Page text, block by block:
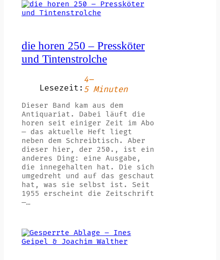
die horen 250 – Pressköter
und Tintenstrolche
Lesezeit:
4–
5 Minuten
Dieser Band kam aus dem
Antiquariat. Dabei läuft die
horen seit einiger Zeit im Abo
— das aktuelle Heft liegt
neben dem Schreibtisch. Aber
dieser hier, der 250., ist ein
anderes Ding: eine Ausgabe,
die innegehalten hat. Die sich
umgedreht und auf das geschaut
hat, was sie selbst ist. Seit
1955 erscheint die Zeitschrift
—…